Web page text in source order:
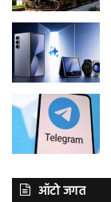
ऑटो जगत